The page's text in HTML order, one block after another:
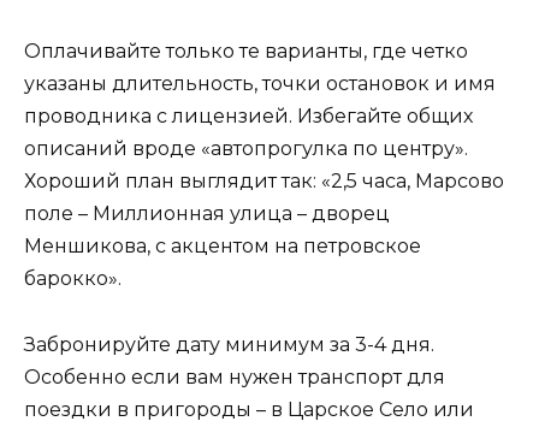
Оплачивайте только те варианты, где четко
указаны длительность, точки остановок и имя
проводника с лицензией. Избегайте общих
описаний вроде «автопрогулка по центру».
Хороший план выглядит так: «2,5 часа, Марсово
поле – Миллионная улица – дворец
Меншикова, с акцентом на петровское
барокко».
Забронируйте дату минимум за 3-4 дня.
Особенно если вам нужен транспорт для
поездки в пригороды – в Царское Село или